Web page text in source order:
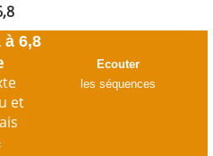
à 6,8
et
Ecouter
les séquences